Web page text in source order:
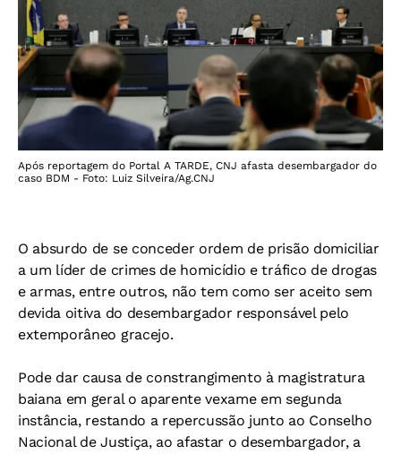
Após reportagem do Portal A TARDE, CNJ afasta desembargador do
caso BDM - Foto: Luiz Silveira/Ag.CNJ
O absurdo de se conceder ordem de prisão domiciliar
a um líder de crimes de homicídio e tráfico de drogas
e armas, entre outros, não tem como ser aceito sem
devida oitiva do desembargador responsável pelo
extemporâneo gracejo.
Pode dar causa de constrangimento à magistratura
baiana em geral o aparente vexame em segunda
instância, restando a repercussão junto ao Conselho
Nacional de Justiça, ao afastar o desembargador, a